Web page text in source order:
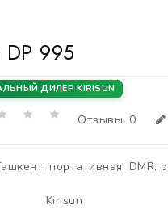
DP 995
ДИЛЕР KIRISUN
Отзывы: 0
, портативная, DMR,
Kirisun